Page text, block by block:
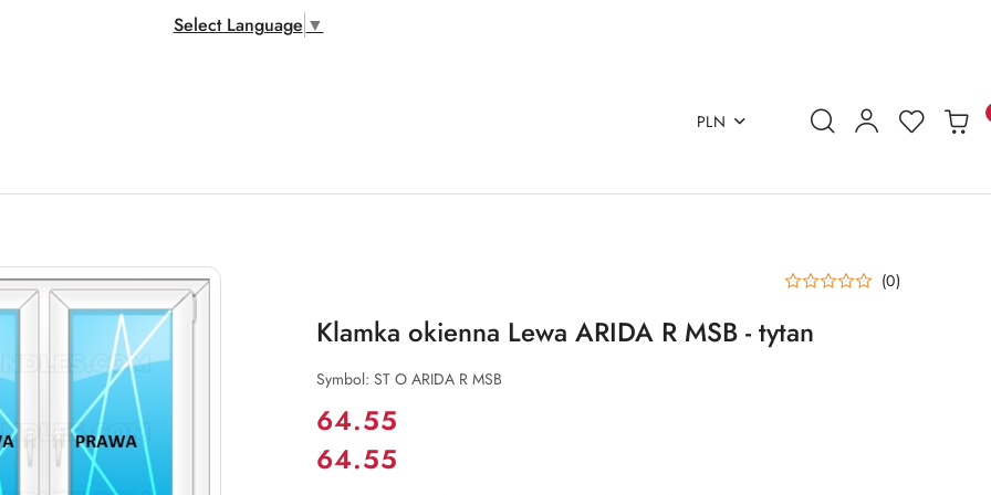
Select Language ▼
PLN
(0)
Klamka okienna Lewa ARIDA R MSB - tytan
Symbol: ST O ARIDA R MSB
Cena:
64.55
Cena:
64.55